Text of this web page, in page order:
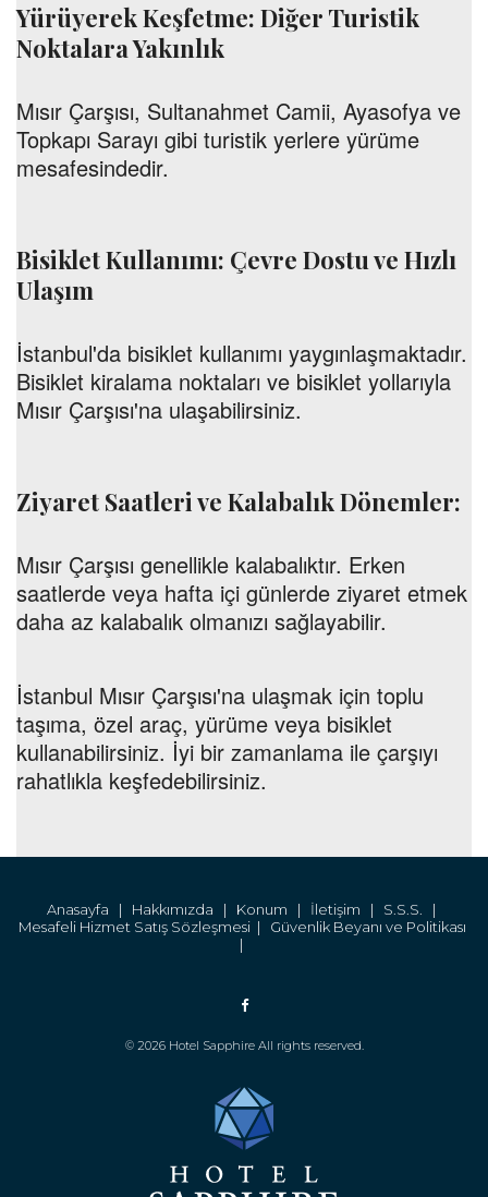
Yürüyerek Keşfetme: Diğer Turistik
Noktalara Yakınlık
Mısır Çarşısı, Sultanahmet Camii, Ayasofya ve
Topkapı Sarayı gibi turistik yerlere yürüme
mesafesindedir.
Bisiklet Kullanımı: Çevre Dostu ve Hızlı
Ulaşım
İstanbul'da bisiklet kullanımı yaygınlaşmaktadır.
Bisiklet kiralama noktaları ve bisiklet yollarıyla
Mısır Çarşısı'na ulaşabilirsiniz.
Ziyaret Saatleri ve Kalabalık Dönemler:
Mısır Çarşısı genellikle kalabalıktır. Erken
saatlerde veya hafta içi günlerde ziyaret etmek
daha az kalabalık olmanızı sağlayabilir.
İstanbul Mısır Çarşısı'na ulaşmak için toplu
taşıma, özel araç, yürüme veya bisiklet
kullanabilirsiniz. İyi bir zamanlama ile çarşıyı
rahatlıkla keşfedebilirsiniz.
Anasayfa | Hakkımızda | Konum | İletişim | S.S.S. |
Mesafeli Hizmet Satış Sözleşmesi | Güvenlik Beyanı ve Politikası
|
© 2026 Hotel Sapphire All rights reserved.